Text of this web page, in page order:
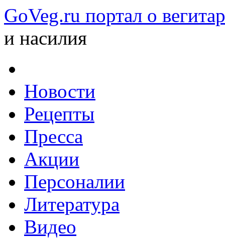
GoVeg.ru портал о
и насилия
Новости
Рецепты
Пресса
Акции
Персоналии
Литература
Видео